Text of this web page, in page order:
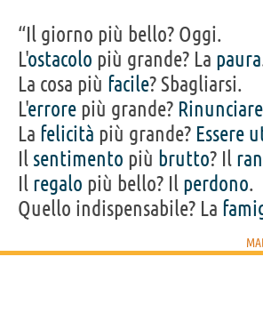
“Il giorno più bello? Oggi.
L'ostacolo più grande? La paura
La cosa più facile? Sbagliarsi.
L'errore più grande? Rinunciare
La felicità più grande? Essere
Il sentimento più brutto? Il
Il regalo più bello? Il perdono.
Quello indispensabile? La